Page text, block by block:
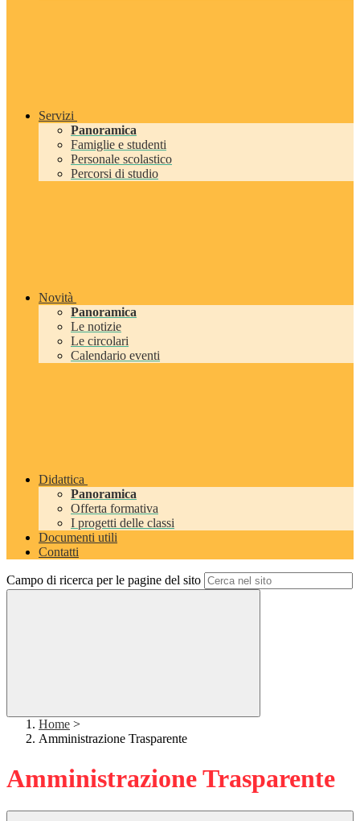
Servizi
Panoramica
Famiglie e studenti
Personale scolastico
Percorsi di studio
Novità
Panoramica
Le notizie
Le circolari
Calendario eventi
Didattica
Panoramica
Offerta formativa
I progetti delle classi
Documenti utili
Contatti
Campo di ricerca per le pagine del sito
Home >
Amministrazione Trasparente
Amministrazione Trasparente